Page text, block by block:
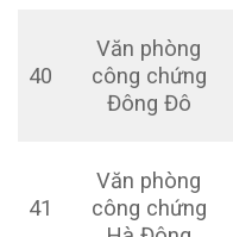
40
Văn phòng
công chứng
Đông Đô
41
Văn phòng
công chứng